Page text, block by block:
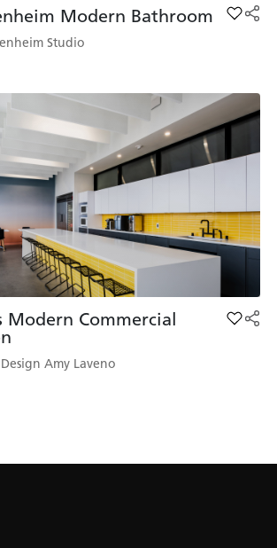
Modern Bathroom Add
Studio
Modern Commercial
Add
Amy Laveno